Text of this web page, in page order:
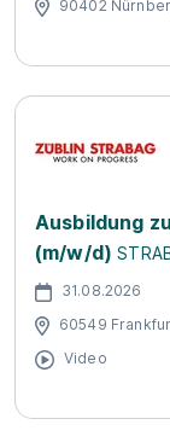
90402
Ausbildung
(m/w/d)
31.08.2026
60549
Video